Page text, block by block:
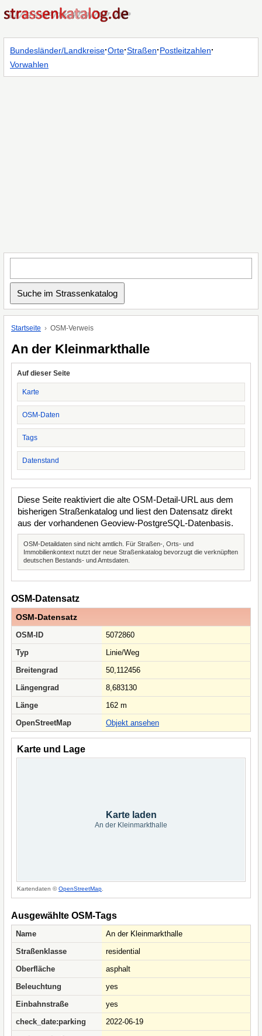
Bundesländer/Landkreise·Orte·Straßen·Postleitzahlen·
Vorwahlen
Startseite OSM-Verweis
An der Kleinmarkthalle
Auf dieser Seite
Karte
OSM-Daten
Tags
Datenstand
Diese Seite reaktiviert die alte OSM-Detail-URL aus dem
bisherigen Straßenkatalog und liest den Datensatz direkt
aus der vorhandenen Geoview-PostgreSQL-Datenbasis.
OSM-Detaildaten sind nicht amtlich. Für Straßen-, Orts- und
Immobilienkontext nutzt der neue Straßenkatalog bevorzugt die verknüpften
deutschen Bestands- und Amtsdaten.
OSM-Datensatz
OSM-Datensatz
OSM-ID
5072860
Typ
Linie/Weg
Breitengrad
50,112456
Längengrad
8,683130
Länge
162 m
OpenStreetMap
Objekt ansehen
Karte und Lage
Karte laden
An der Kleinmarkthalle
Kartendaten ©OpenStreetMap
Ausgewählte OSM-Tags
Name
An der Kleinmarkthalle
Straßenklasse
residential
Oberfläche
asphalt
Beleuchtung
yes
Einbahnstraße
yes
check_date:parking
2022-06-19